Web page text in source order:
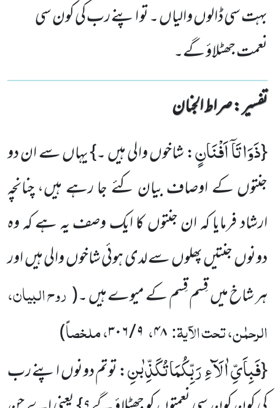
بہت سی ڈالوں والیاں ۔ تو اپنے رب کی کون سی
نعمت جھٹلاؤ گے۔
تفسیر : ‎صراط الجنان
{ذَوَاتَاۤ اَفْنَانٍ: شاخوں والی ہیں ۔} یہاں سے ان دو
جنتوں کے اوصاف بیان کئے جا رہے ہیں، چنانچہ
ارشاد فرمایا کہ ان جنتوں کا ایک وصف یہ ہے کہ وہ
دونوں جنتیں پھلوں سے لدی ہوئی شاخوں والی ہیں اور
ہر شاخ میں قِسم قِسم کے میوے ہیں ۔( روح البیان،
الرحمٰن، تحت الآیۃ:۴۸، ۹ / ۳۰۶ ، ملخصاً)
{فَبِاَیِّ اٰلَآءِ رَبِّكُمَا تُكَذِّبٰنِ: توتم دونوں اپنے رب